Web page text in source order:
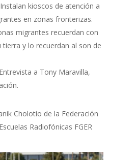
Instalan kioscos de atención a
en zonas fronterizas.
migrantes recuerdan con
tierra y lo recuerdan al son de
Entrevista a Tony Maravilla,
Cholotío de la Federación
Radiofónicas FGER